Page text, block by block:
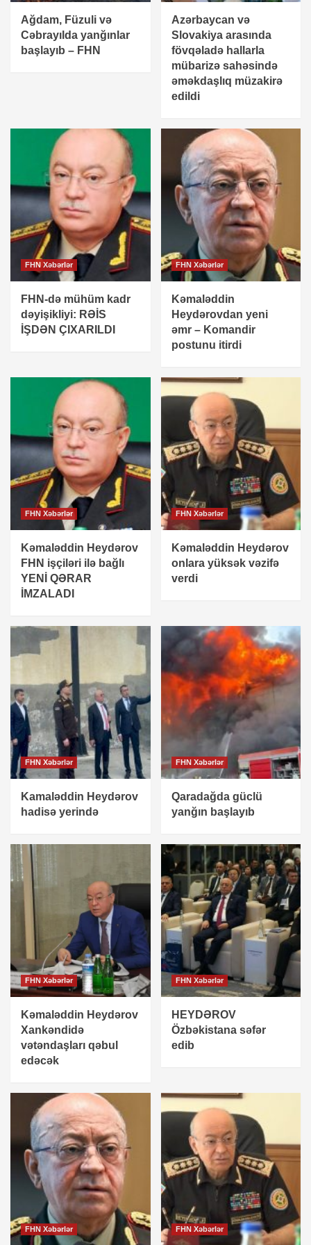
Ağdam, Füzuli və
Cəbrayılda yanğınlar
başlayıb – FHN
Azərbaycan və
Slovakiya arasında
fövqəladə hallarla
mübarizə sahəsində
əməkdaşlıq müzakirə
edildi
FHN Xəbərlər
FHN-də mühüm kadr
dəyişikliyi: RƏİS
İŞDƏN ÇIXARILDI
FHN Xəbərlər
Kəmaləddin
Heydərovdan yeni
əmr – Komandir
postunu itirdi
FHN Xəbərlər
Kəmaləddin Heydərov
FHN işçiləri ilə bağlı
YENİ QƏRAR
İMZALADI
FHN Xəbərlər
Kəmaləddin Heydərov
onlara yüksək vəzifə
verdi
FHN Xəbərlər
Kamaləddin Heydərov
hadisə yerində
FHN Xəbərlər
Qaradağda güclü
yanğın başlayıb
FHN Xəbərlər
Kəmaləddin Heydərov
Xankəndidə
vətəndaşları qəbul
edəcək
FHN Xəbərlər
HEYDƏROV
Özbəkistana səfər
edib
FHN Xəbərlər FHN Xəbərlər